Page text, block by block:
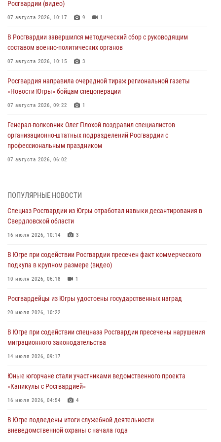
Росгвардии (видео)
07 августа 2026, 10:17 9 1
В Росгвардии завершился методический сбор с руководящим
составом военно-политических органов
07 августа 2026, 10:15 3
Росгвардия направила очередной тираж региональной газеты
«Новости Югры» бойцам спецоперации
07 августа 2026, 09:22 1
Генерал-полковник Олег Плохой поздравил специалистов
организационно-штатных подразделений Росгвардии с
профессиональным праздником
07 августа 2026, 06:02
Военнослужащие Росгвардии сбили дрон-разведчик ВСУ на южном
направлении
Офицеры Росгвардии и ветераны войск правопорядка почтили
память генерала армии Ивана Кирилловича Яковлева
В Югре при силовой поддержке ОМОН Росгвардии задержаны
06 августа 2026, 09:07 2 1
Урайский отдел вневедомственной охраны Росгвардии отмечает
05 августа 2026, 12:01 3
ПОПУЛЯРНЫЕ НОВОСТИ
Спецназ Росгвардии из Югры отработал навыки десантирования в
Свердловской области
16 июля 2026, 10:14 3
В Югре при содействии Росгвардии пресечен факт коммерческого
подкупа в крупном размере (видео)
10 июля 2026, 06:18 1
Росгвардейцы из Югры удостоены государственных наград
20 июля 2026, 10:22
В Югре при содействии спецназа Росгвардии пресечены нарушения
миграционного законодательства
14 июля 2026, 09:17
Юные югорчане стали участниками ведомственного проекта
«Каникулы с Росгвардией»
16 июля 2026, 04:54 4
В Югре подведены итоги служебной деятельности
вневедомственной охраны с начала года